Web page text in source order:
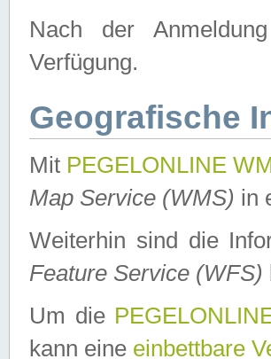
Nach der
Verfügung.
Geografische
Mit PEGELONLINE
Map Service (WMS) in
Weiterhin sind die
Feature Service (WFS)
Um die
kann eine einbettbare